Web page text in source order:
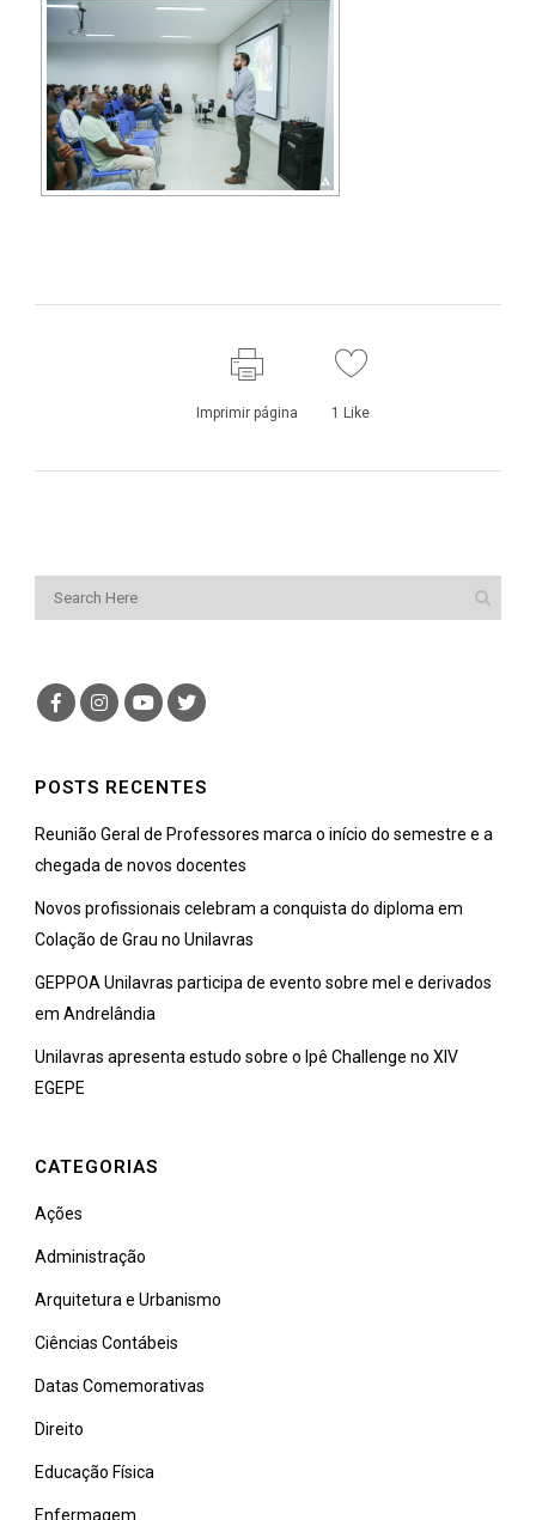
Imprimir página 1 Like
POSTS RECENTES
Reunião Geral de Professores marca o início do semestre e a
chegada de novos docentes
Novos profissionais celebram a conquista do diploma em
Colação de Grau no Unilavras
GEPPOA Unilavras participa de evento sobre mel e derivados
em Andrelândia
Unilavras apresenta estudo sobre o Ipê Challenge no XIV
EGEPE
CATEGORIAS
Ações
Administração
Arquitetura e Urbanismo
Ciências Contábeis
Datas Comemorativas
Direito
Educação Física
Enfermagem